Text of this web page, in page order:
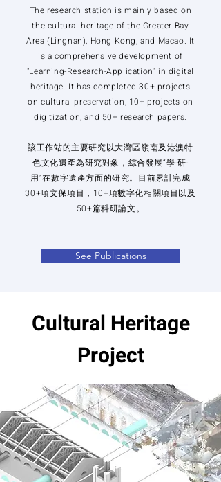
The research station is mainly based on
the cultural heritage of the Greater Bay
Area (Lingnan), Hong Kong, and Macao. It
is a comprehensive development of
"Learning-Research-Application" in digital
heritage. It has completed 30+ projects
on cultural preservation, 10+ projects on
digitization, and 50+ research papers.
該工作站的主要研究以大灣區嶺南及港澳特
色文化遺產為研究對象，綜合發展“學-研-
用”在數字遺產方面的研究。目前累計完成
30+項文保項目，10+項數字化相關項目以及
50+篇科研論文。
See Publications
Cultural Heritage
Project